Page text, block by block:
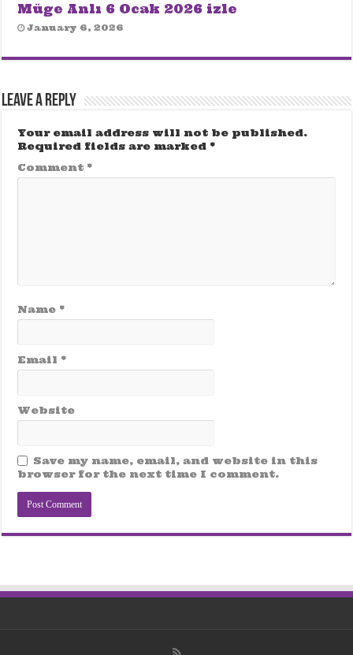
Müge Anlı 6 Ocak 2026 izle
January 6, 2026
Leave a Reply
Your email address will not be published.
Required fields are marked *
Comment *
Name *
Email *
Website
Save my name, email, and website in this
browser for the next time I comment.